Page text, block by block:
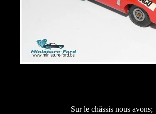
Sur le châssis nous avons;